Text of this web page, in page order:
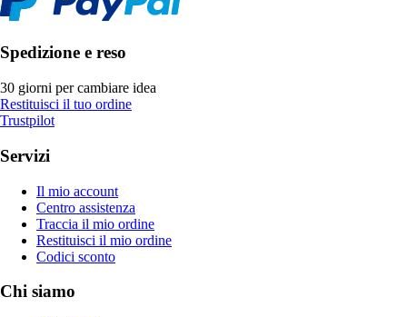
Spedizione e reso
30 giorni per cambiare idea
Restituisci il tuo ordine
Trustpilot
Servizi
Il mio account
Centro assistenza
Traccia il mio ordine
Restituisci il mio ordine
Codici sconto
Chi siamo